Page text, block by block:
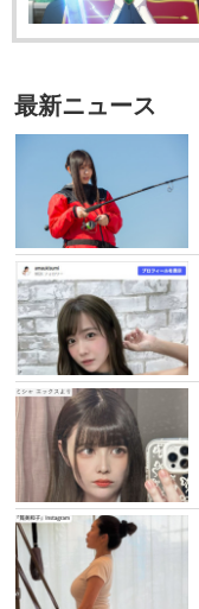
最新ニュース